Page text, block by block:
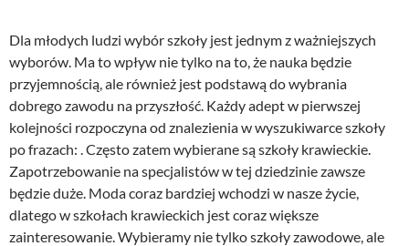
Dla młodych ludzi wybór szkoły jest jednym z ważniejszych
wyborów. Ma to wpływ nie tylko na to, że nauka będzie
przyjemnością, ale również jest podstawą do wybrania
dobrego zawodu na przyszłość. Każdy adept w pierwszej
kolejności rozpoczyna od znalezienia w wyszukiwarce szkoły
po frazach: . Często zatem wybierane są szkoły krawieckie.
Zapotrzebowanie na specjalistów w tej dziedzinie zawsze
będzie duże. Moda coraz bardziej wchodzi w nasze życie,
dlatego w szkołach krawieckich jest coraz większe
zainteresowanie. Wybieramy nie tylko szkoły zawodowe, ale